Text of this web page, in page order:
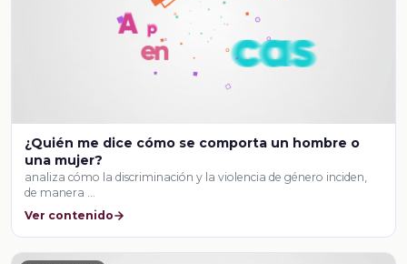
¿Quién me dice cómo se comporta un hombre o
una mujer?
analiza cómo la discriminación y la violencia de género inciden,
de manera …
Ver contenido